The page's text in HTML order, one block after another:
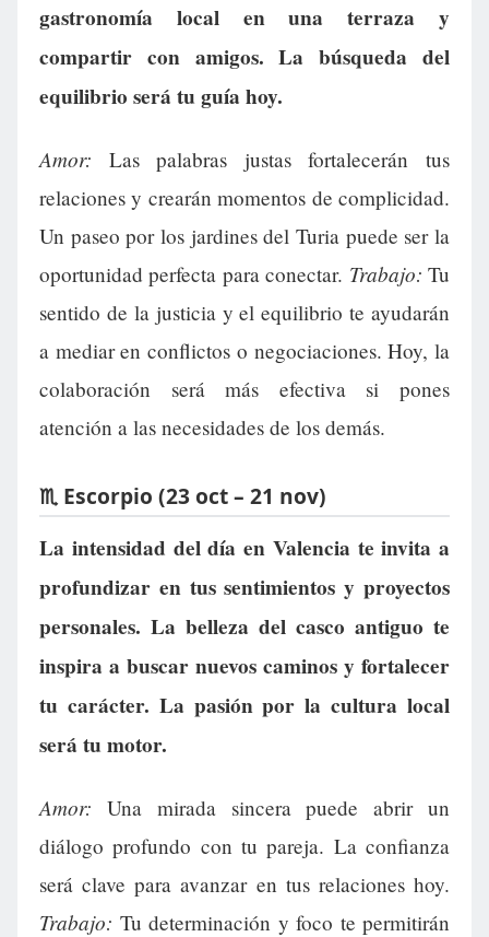
gastronomía local en una terraza y
compartir con amigos. La búsqueda del
equilibrio será tu guía hoy.
Amor: Las palabras justas fortalecerán tus
relaciones y crearán momentos de complicidad.
Un paseo por los jardines del Turia puede ser la
oportunidad perfecta para conectar. Trabajo: Tu
sentido de la justicia y el equilibrio te ayudarán
a mediar en conflictos o negociaciones. Hoy, la
colaboración será más efectiva si pones
atención a las necesidades de los demás.
♏ Escorpio (23 oct – 21 nov)
La intensidad del día en Valencia te invita a
profundizar en tus sentimientos y proyectos
personales. La belleza del casco antiguo te
inspira a buscar nuevos caminos y fortalecer
tu carácter. La pasión por la cultura local
será tu motor.
Amor: Una mirada sincera puede abrir un
diálogo profundo con tu pareja. La confianza
será clave para avanzar en tus relaciones hoy.
Trabajo: Tu determinación y foco te permitirán